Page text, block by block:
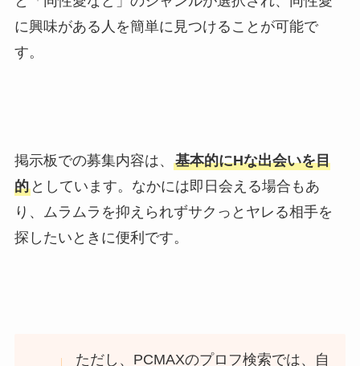
に興味がある人を簡単に見つけることが可能で
す。
掲示板での募集内容は、 基本的にHな出会いを目
的としています。なかには即日会える場合もあ
り、ムラムラを抑えられずサクっとヤレる相手を
探したいときに便利です。
ただし、PCMAXのプロフ検索では、自